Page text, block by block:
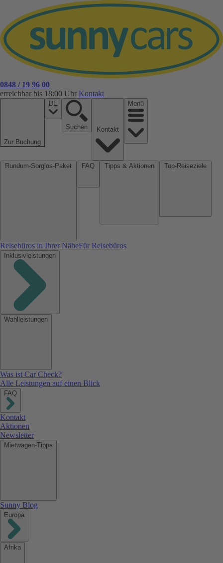
0848 / 19 96 00
erreichbar bis 18:00 Uhr Kontakt
Zur Buchung
DE
Suchen
Menü
Reisebüros in Ihrer NäheFür Reisebüros
Inklusivleistungen
Wahlleistungen
Was ist Car Check?
Alle Leistungen auf einen Blick
FAQ
Kontakt
Aktionen
Newsletter
Mietwagen-Tipps
Sunny Blog
Europa
Afrika